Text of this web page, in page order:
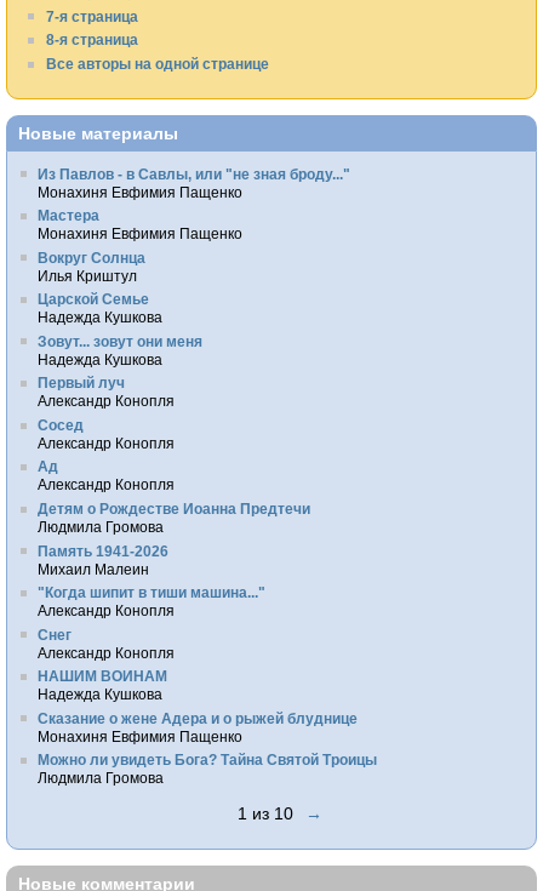
7-я страница
8-я страница
Все авторы на одной странице
Новые материалы
Из Павлов - в Савлы, или "не зная броду..."
Монахиня Евфимия Пащенко
Мастера
Монахиня Евфимия Пащенко
Вокруг Солнца
Илья Криштул
Царской Семье
Надежда Кушкова
Зовут... зовут они меня
Надежда Кушкова
Первый луч
Александр Конопля
Сосед
Александр Конопля
Ад
Александр Конопля
Детям о Рождестве Иоанна Предтечи
Людмила Громова
Память 1941-2026
Михаил Малеин
"Когда шипит в тиши машина..."
Александр Конопля
Снег
Александр Конопля
НАШИМ ВОИНАМ
Надежда Кушкова
Сказание о жене Адера и о рыжей блуднице
Монахиня Евфимия Пащенко
Можно ли увидеть Бога? Тайна Святой Троицы
Людмила Громова
1 из 10 →
Новые комментарии